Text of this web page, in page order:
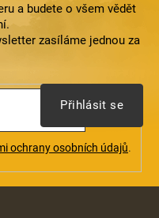
a budete o všem vědět
zasíláme jednou za
ochrany osobních údajů.
Přihlásit se